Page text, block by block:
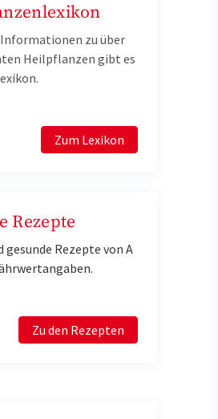
zu über
Heilpflanzen gibt es
Zum Lexikon
Rezepte
gesunde Rezepte von A
Zu den Rezepten